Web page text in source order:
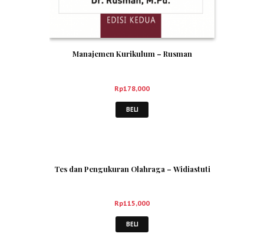
Manajemen Kurikulum – Rusman
Rp178,000
BELI
Tes dan Pengukuran Olahraga – Widiastuti
Rp115,000
BELI